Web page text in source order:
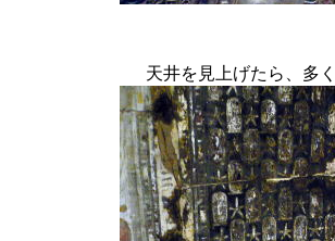
天井を見上げたら、多